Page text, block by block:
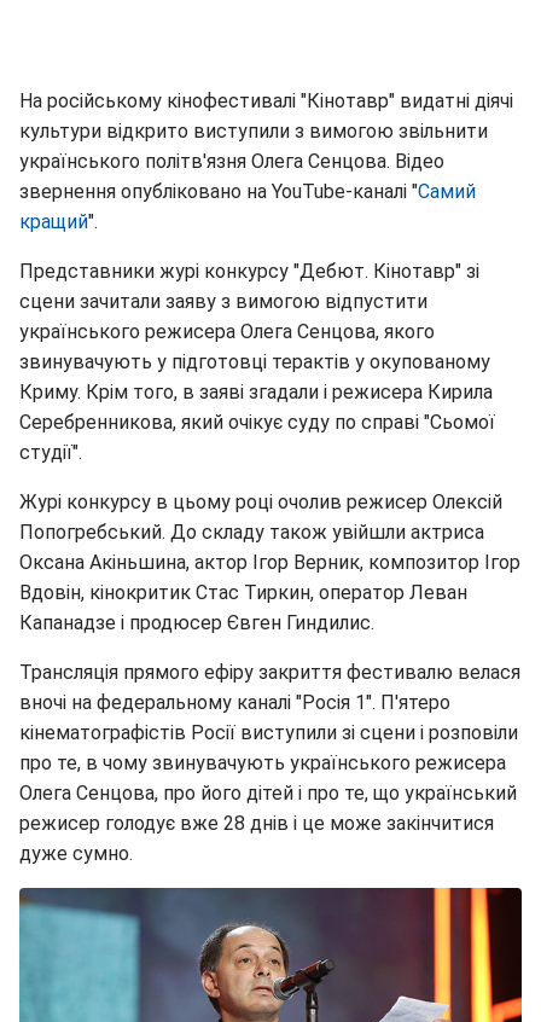
На російському кінофестивалі "Кінотавр" видатні діячі
культури відкрито виступили з вимогою звільнити
українського політв'язня Олега Сенцова. Відео
звернення опубліковано на YouTube-каналі "Самий
кращий".
Представники журі конкурсу "Дебют. Кінотавр" зі
сцени зачитали заяву з вимогою відпустити
українського режисера Олега Сенцова, якого
звинувачують у підготовці терактів у окупованому
Криму. Крім того, в заяві згадали і режисера Кирила
Серебренникова, який очікує суду по справі "Сьомої
студії".
Журі конкурсу в цьому році очолив режисер Олексій
Попогребський. До складу також увійшли актриса
Оксана Акіньшина, актор Ігор Верник, композитор Ігор
Вдовін, кінокритик Стас Тиркин, оператор Леван
Капанадзе і продюсер Євген Гиндилис.
Трансляція прямого ефіру закриття фестивалю велася
вночі на федеральному каналі "Росія 1". П'ятеро
кінематографістів Росії виступили зі сцени і розповіли
про те, в чому звинувачують українського режисера
Олега Сенцова, про його дітей і про те, що український
режисер голодує вже 28 днів і це може закінчитися
дуже сумно.